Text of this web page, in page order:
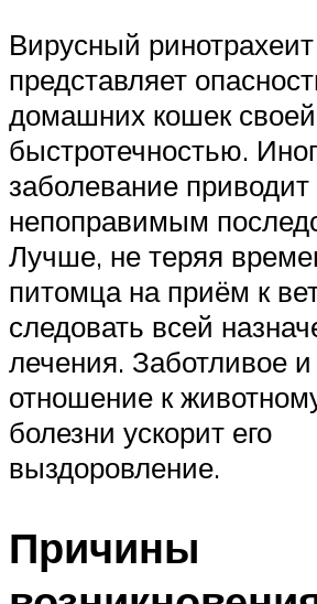
Вирусный ринотрахеит
представляет
домашних кошек своей
быстротечностью.
заболевание приводит
непоправимым
Лучше, не теряя
питомца на приём к
следовать всей
лечения. Заботливое
отношение к
болезни ускорит его
выздоровление.
Причины